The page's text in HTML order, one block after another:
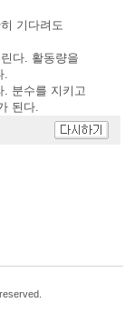
기다려도
다. 활동량을
.
. 분수를 지키고
된다.